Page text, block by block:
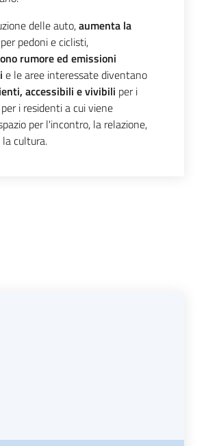
delle auto,aumenta la
per pedoni e ciclisti,
rumore ed emissioni
e le aree interessate diventano
accessibili e vivibili per i
i residenti a cui viene
per l'incontro, la relazione,
cultura.